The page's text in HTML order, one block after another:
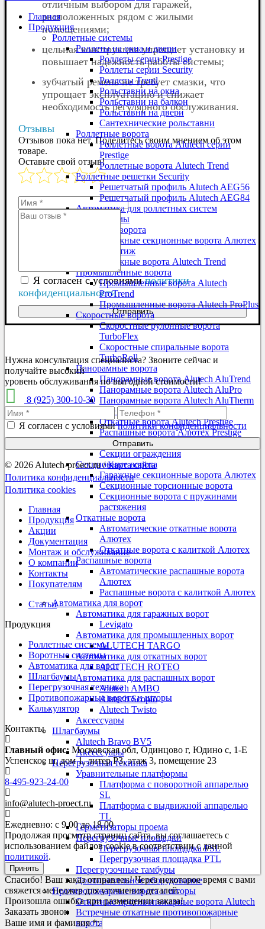
Главная
Продукция
Роллетные системы
Роллеты на окна и двери
Роллеты серии Prestige
Роллеты серии Security
Роллеты Trend
Рольставни на окна
Рольставни на балкон
Рольставни на двери
Сантехнические рольставни
Роллетные ворота
Роллетные ворота Alutech серии
Prestige
Роллетные ворота Alutech Trend
Роллетные решетки Security
Решетчатый профиль Alutech AEG56
Решетчатый профиль Alutech AEG84
Автоматика для роллетных систем
Воротные системы
Гаражные ворота
Гаражные секционные ворота Алютех
Престиж
Гаражные ворота Alutech Trend
Промышленные ворота
Промышленные ворота Alutech
ProTrend
Промышленные ворота Alutech ProPlus
Скоростные ворота
Скоростные рулонные ворота
TurboFlex
Скоростные спиральные ворота
TurboRoll
Панорамные ворота
Панорамные ворота Alutech AluTrend
Панорамные ворота Alutech AluPro
Панорамные ворота Alutech AluTherm
Въездные ворота Alutech Prestige
Откатные ворота Alutech Prestige
Распашные ворота Алютех Prestige
Калитка
Секции ограждения
Секционные ворота
Гаражные секционные ворота Алютех
Секционные торсионные ворота
Секционные ворота с пружинами
растяжения
Откатные ворота
Автоматические откатные ворота
Алютех
Откатные ворота с калиткой Алютех
Распашные ворота
Автоматические распашные ворота
Алютех
Распашные ворота с калиткой Алютех
Автоматика для ворот
Автоматика для гаражных ворот
Levigato
Автоматика для промышленных ворот
ALUTECH TARGO
Автоматика для откатных ворот
ALUTECH ROTEO
Автоматика для распашных ворот
Alutech AMBO
Alutech Scopio
Alutech Twisto
Аксессуары
Шлагбаумы
Alutech Bravo BV5
Аксессуары
Перегрузочная техника
Уравнительные платформы
Платформа с поворотной аппарелью
SL
Платформа с выдвижной аппарелью
TL
Герметизаторы проема
Перегрузочные площадки
Перегрузочная площадка PSL
Перегрузочная площадка PTL
Перегрузочные тамбуры
Дополнительное оборудование
Противопожарные ворота и шторы
Откатные противопожарные ворота Alutech
Встречные откатные противопожарные
ворота Alutech
отличным выбором для гаражей,
расположенных рядом с жилыми
помещениями;
цельная конструкция упрощает установку и
повышает надежность работы системы;
зубчатый ремень не требует смазки, что
упрощает эксплуатацию и снижает
необходимость регулярного обслуживания.
Отзывы
Отзывов пока нет. Поделитесь своим мнением об этом
товаре.
Оставьте свой отзыв!
Я согласен с условиямиполитики
конфиденциальности
Отправить
Нужна консультация специалиста? Звоните сейчас и
получайте высокий
уровень обслуживания по выгодной стоимости!
8 (925) 300-10-30
Я согласен с условиямиполитики конфиденциальности
Отправить
© 2026 Alutech-proect.ru /Карта сайта
Политика конфиденциальности
Политика cookies
Главная
Продукция
Акции
Документация
Монтаж и обслуживание
О компании
Контакты
Покупателям
Статьи
Продукция
Роллетные системы
Воротные системы
Автоматика для ворот
Шлагбаумы
Перегрузочная техника
Противопожарные ворота и шторы
Калькулятор
Контакты
Главный офис: Московская обл, Одинцово г, Юдино с, 1-Е
Успенское ш, дом 1, литер Р3, этаж 3, помещение 23
8-495-923-24-00
info@alutech-proect.ru
Ежедневно: с 9.00 до 18.00
Продолжая просмотр страниц сайта, вы соглашаетесь с
использованием файлов cookie в соответствии с данной
политикой.
Принять
Спасибо! Ваш заказ отправлен! Через некоторое время с вами
свяжется менеджер для уточнения деталей.
Произошла ошибка при размещении заказа!
Заказать звонок
Ваше имя и фамилия *: